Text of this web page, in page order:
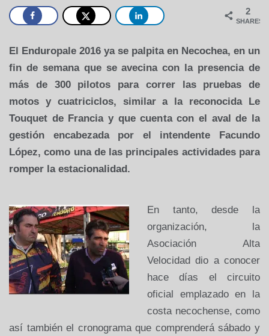
2
SHARES
El Enduropale 2016 ya se palpita en Necochea, en un
fin de semana que se avecina con la presencia de
más de 300 pilotos para correr las pruebas de
motos y cuatriciclos, similar a la reconocida Le
Touquet de Francia y que cuenta con el aval de la
gestión encabezada por el intendente Facundo
López, como una de las principales actividades para
romper la estacionalidad.
En tanto, desde la
organización, la
Asociación Alta
Velocidad dio a conocer
hace días el circuito
oficial emplazado en la
costa necochense, como
así también el cronograma que comprenderá sábado y